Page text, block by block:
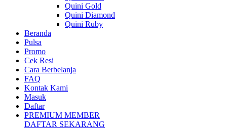
Quini Gold
Quini Diamond
Quini Ruby
Beranda
Pulsa
Promo
Cek Resi
Cara Berbelanja
FAQ
Kontak Kami
Masuk
Daftar
PREMIUM MEMBER
DAFTAR SEKARANG